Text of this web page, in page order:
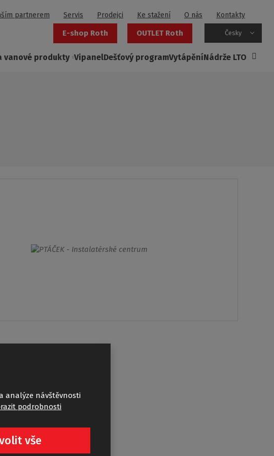
partnerem Servis Prodejci Ke stažení O nás Kontakty
E-shop Roth OUTLET Roth Česky
vanové produkty VipanelDešťový programVytápěníNádrže LTO
analýze návštěvnosti
podrobnosti
vše